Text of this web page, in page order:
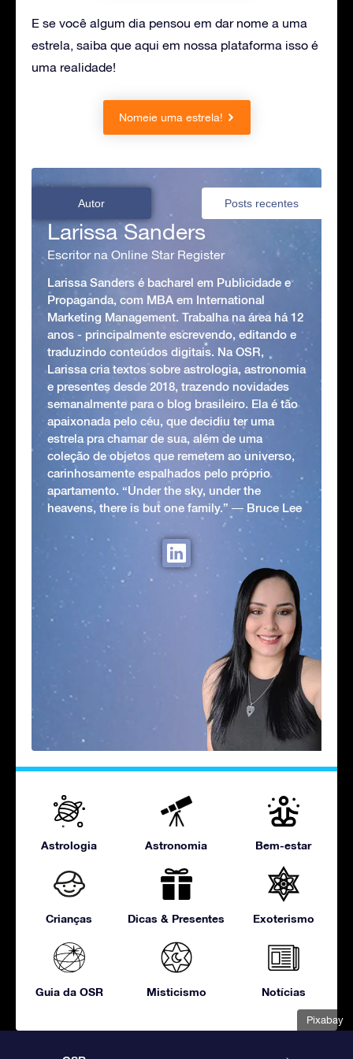
Pixabay
E se você algum dia pensou em dar nome a uma
estrela, saiba que aqui em nossa plataforma isso é
uma realidade!
Nomeie uma estrela!
Autor Posts recentes
Larissa Sanders
Escritor na Online Star Register
Larissa Sanders é bacharel em Publicidade e
Propaganda, com MBA em International
Marketing Management. Trabalha na área há 12
anos - principalmente escrevendo, editando e
traduzindo conteúdos digitais. Na OSR,
Larissa cria textos sobre astrologia, astronomia
e presentes desde 2018, trazendo novidades
semanalmente para o blog brasileiro. Ela é tão
apaixonada pelo céu, que decidiu ter uma
estrela pra chamar de sua, além de uma
coleção de objetos que remetem ao universo,
carinhosamente espalhados pelo próprio
apartamento. “Under the sky, under the
heavens, there is but one family.” ― Bruce Lee
Astrologia Astronomia Bem-estar
Crianças Dicas & Presentes Exoterismo
Guia da OSR Misticismo Notícias